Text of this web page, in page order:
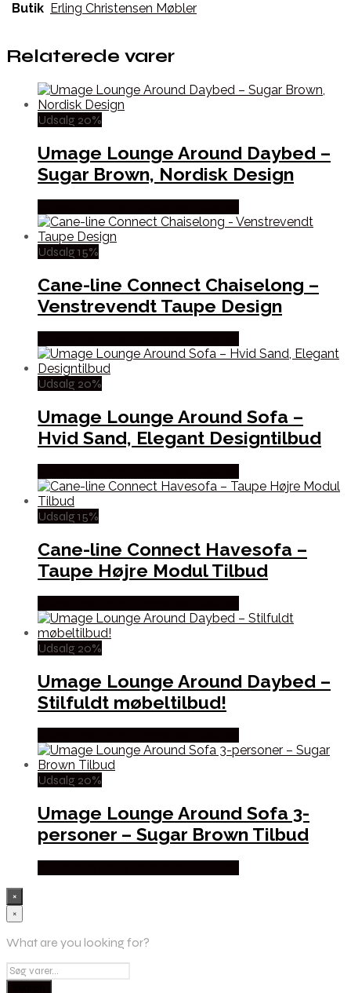
Butik Erling Christensen Møbler
Relaterede varer
Udsalg 20%
Umage Lounge Around Daybed –
Sugar Brown, Nordisk Design
Udsalg 15%
Cane-line Connect Chaiselong –
Venstrevendt Taupe Design
Udsalg 20%
Umage Lounge Around Sofa –
Hvid Sand, Elegant Designtilbud
Udsalg 15%
Cane-line Connect Havesofa –
Taupe Højre Modul Tilbud
Udsalg 20%
Umage Lounge Around Daybed –
Stilfuldt møbeltilbud!
Udsalg 20%
Umage Lounge Around Sofa 3-
personer – Sugar Brown Tilbud
×
×
What are you looking for?